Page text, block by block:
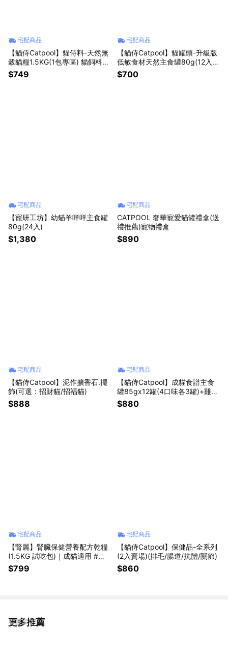
宅配商品
【貓侍Catpool】貓侍料-天然無
穀貓糧1.5KG(1包專區) 貓飼料、
乾糧 ✅黑貓侍、藍貓侍通過AAF
CO餵食測試
$749
宅配商品
【貓侍Catpool】貓罐頭-升級版
低敏食材天然主食罐80g(12入賣
場)
$700
宅配商品
【寵研工坊】幼貓羊咩咩主食罐
80g(24入)
$1,380
宅配商品
CATPOOL 奢華寵愛貓罐禮盒(送
禮推薦)寵物禮盒
$890
宅配商品
【貓侍Catpool】泥作擴香石.擺
飾(可選：招財貓/招福貓)
$888
宅配商品
【貓侍Catpool】成貓食譜主食
罐85gx12罐(4口味各3罐)+雞肉
丁凍乾x1包
$880
宅配商品
【腎麗】腎臟保健營養配方乾糧
(1.5KG 試吃包)｜成貓適用 #雞
肉#無穀#貓糧#貓飼料
$799
宅配商品
【貓侍Catpool】保健品-全系列
(2入賣場)(排毛/腸道/抗體/關節)
$860
更多推薦
看更多